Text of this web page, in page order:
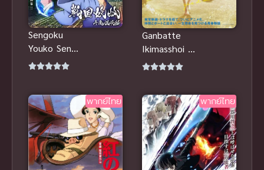
Sengoku
Youko Senma
Konton hen
2
Ganbatte
Ikimasshoi สู้
ด้วยกัน จนถึง
สร้างแรง
พากย์ไทย พากย์ไทย